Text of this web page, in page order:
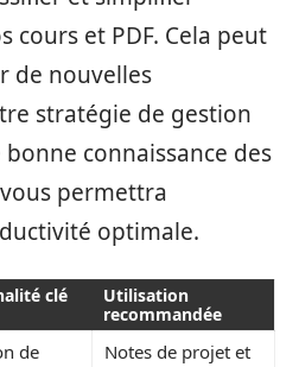
cours et PDF. Cela peut
de nouvelles
stratégie de gestion
connaissance des
permettra
optimale.
clé
Utilisation
recommandée
de
Notes de projet et